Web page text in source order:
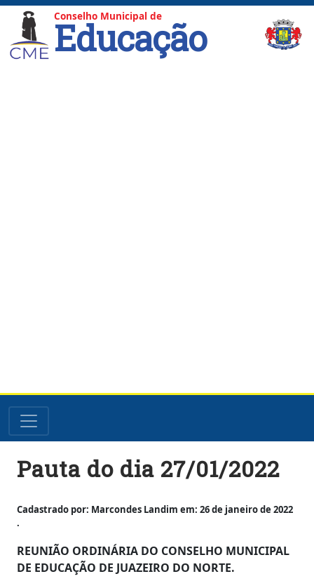
Conselho Municipal de
Educação
content
Pauta do dia 27/01/2022
Cadastrado por: Marcondes Landim em: 26 de janeiro de 2022
.
REUNIÃO ORDINÁRIA DO CONSELHO MUNICIPAL
DE EDUCAÇÃO DE JUAZEIRO DO NORTE.